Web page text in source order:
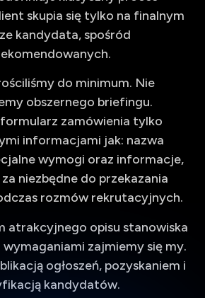
skupia się tylko na finalnym
kandydata, spośród
do minimum. Nie
obszernego briefingu.
formularz zamówienia tylko
informacjami jak: nazwa
wymogi oraz informacje,
niezbędne do przekazania
rozmów rekrutacyjnych.
atrakcyjnego opisu stanowiska
zajmiemy się my.
ogłoszeń, pozyskaniem i
kandydatów.